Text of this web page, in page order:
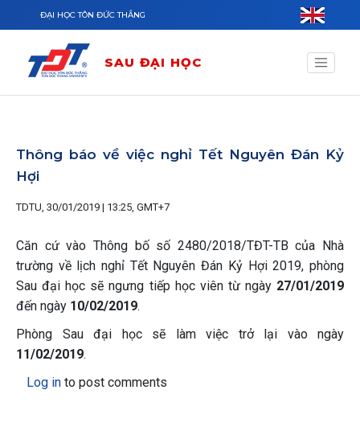
Nhảy đến nội dung
ĐẠI HỌC TÔN ĐỨC THẮNG
SAU ĐẠI HỌC
Thông báo về việc nghỉ Tết Nguyên Đán Kỷ
Hợi
TDTU, 30/01/2019 | 13:25, GMT+7
Căn cứ vào Thông bố số 2480/2018/TĐT-TB của Nhà
trường về lịch nghỉ Tết Nguyên Đán Kỷ Hợi 2019, phòng
Sau đại học sẽ ngưng tiếp học viên từ ngày 27/01/2019
đến ngày 10/02/2019.
Phòng Sau đại học sẽ làm việc trở lại vào ngày
11/02/2019.
Log in to post comments